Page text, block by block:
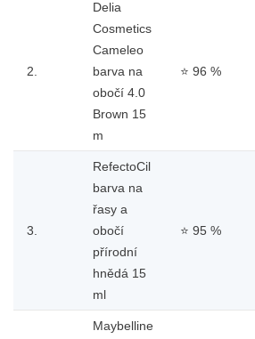
2.
Delia
Cosmetics
Cameleo
barva na
obočí 4.0
Brown 15
m
⭐ 96 %
3.
RefectoCil
barva na
řasy a
obočí
přírodní
hnědá 15
ml
⭐ 95 %
Maybelline